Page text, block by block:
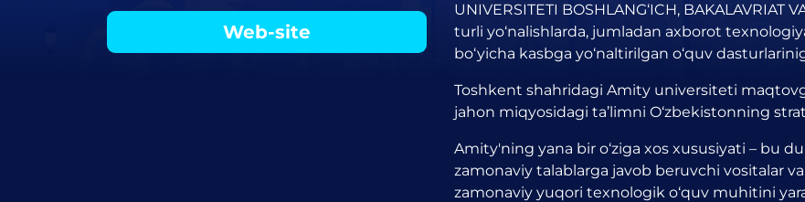
Web-site
UNIVERSITETI BOSHLANG‘ICH,
turli yo‘nalishlarda, jumladan axborot
bo‘yicha kasbga yo‘naltirilgan o‘quv
Toshkent shahridagi Amity universiteti
jahon miqyosidagi ta’limni O‘zbekistonning
Amity'ning yana bir o‘ziga xos xususiyati – bu
zamonaviy talablarga javob beruvchi vositalar
zamonaviy yuqori texnologik o‘quv muhitini